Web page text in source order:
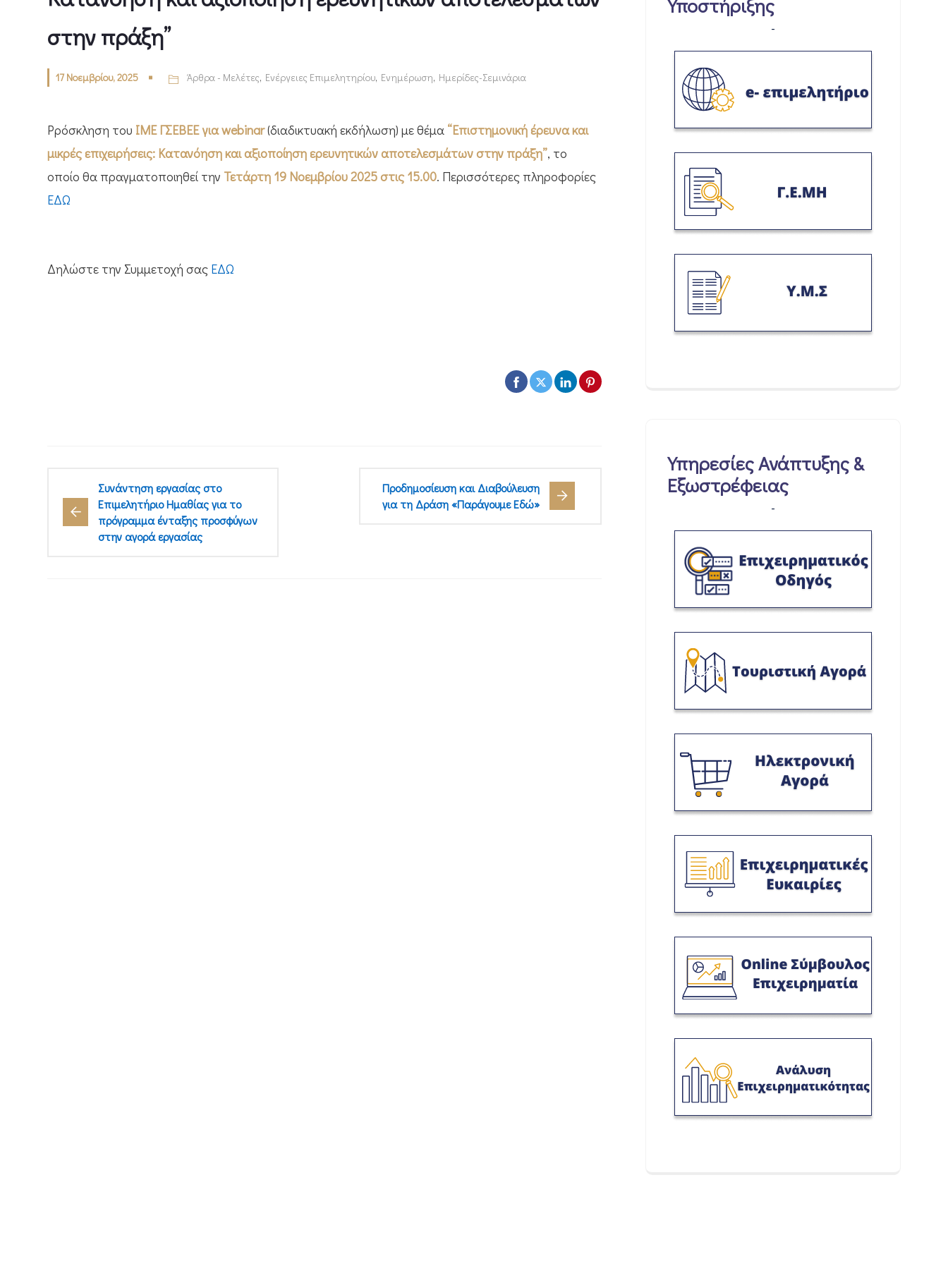
στην πράξη”
17 Νοεμβρίου, 2025 Άρθρα - Μελέτες, Ενέργειες Επιμελητηρίου, Ενημέρωση, Ημερίδες-Σεμινάρια
Pρόσκληση του ΙΜΕ ΓΣΕΒΕΕ γιαwebinar(διαδικτυακή εκδήλωση) με θέμα “Επιστημονική έρευνα και
μικρές επιχειρήσεις: Κατανόηση και αξιοποίηση ερευνητικών αποτελεσμάτων στην πράξη”, το
οποίο θα πραγματοποιηθεί την Τετάρτη 19 Νοεμβρίου 2025 στις 15.00. Περισσότερες πληροφορίες
ΕΔΩ
Δηλώστε την Συμμετοχή σας ΕΔΩ
Συνάντηση εργασίας στο
Επιμελητήριο Ημαθίας για το
πρόγραμμα ένταξης προσφύγων
στην αγορά εργασίας
Προδημοσίευση και Διαβούλευση
για τη Δράση «Παράγουμε Εδώ»
Υποστήριξης
-
Υπηρεσίες Ανάπτυξης &
Εξωστρέφειας
-